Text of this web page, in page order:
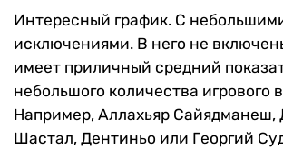
Интересный график. С
исключениями. В него не
имеет приличный средний
небольшого количества игрового
Например, Аллахьяр Сайядманеш,
Шастал, Дентиньо или Георгий